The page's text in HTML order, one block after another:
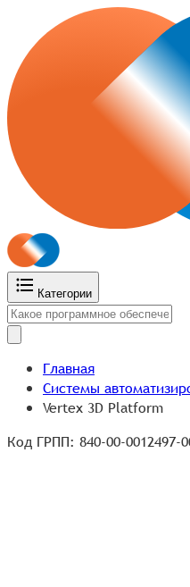
Категории
Главная
Системы
Vertex 3D Platform
Код ГРПП: 840-00-0012497-